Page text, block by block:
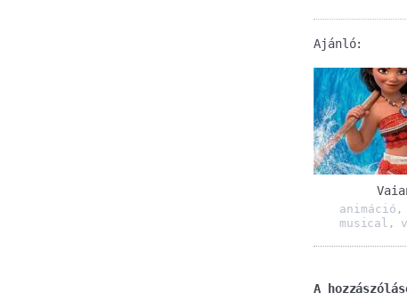
Ajánló:
animáció ,
musical ,
A